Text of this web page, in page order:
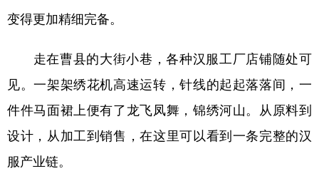
变得更加精细完备。
走在曹县的大街小巷，各种汉服工厂店铺随处可
见。一架架绣花机高速运转，针线的起起落落间，一
件件马面裙上便有了龙飞凤舞，锦绣河山。从原料到
设计，从加工到销售，在这里可以看到一条完整的汉
服产业链。